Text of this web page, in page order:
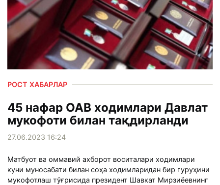
РОСТ ХАБАРЛАР
45 нафар ОАВ ходимлари Давлат
мукофоти билан тақдирланди
27.06.2023 16:24
Матбуот ва оммавий ахборот воситалари ходимлари
куни муносабати билан соҳа ходимларидан бир гуруҳини
мукофотлаш тўғрисида президент Шавкат Мирзиёевнинг